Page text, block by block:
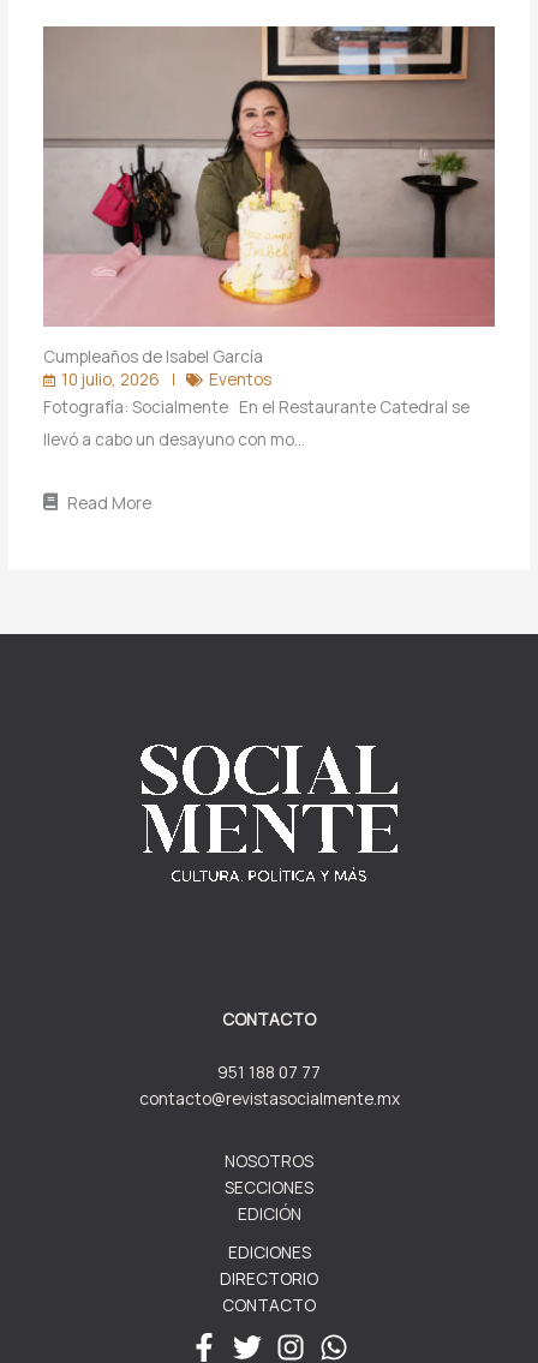
Cumpleaños de Isabel García
10 julio, 2026
Eventos
Fotografía: Socialmente En el Restaurante Catedral se
llevó a cabo un desayuno con mo…
Read More
CONTACTO
951 188 07 77
contacto@revistasocialmente.mx
NOSOTROS
SECCIONES
EDICIÓN
EDICIONES
DIRECTORIO
CONTACTO